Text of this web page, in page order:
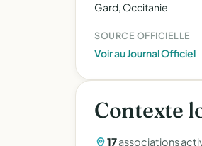
Gard, Occitanie
SOURCE OFFICIELLE
Voir au Journal Officiel
Contexte
17associations